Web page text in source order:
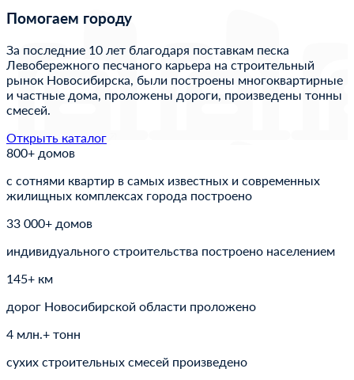
Помогаем городу
За последние 10 лет благодаря поставкам песка
Левобережного песчаного карьера на строительный
рынок Новосибирска, были построены многоквартирные
и частные дома, проложены дороги, произведены тонны
смесей.
Открыть каталог
800+ домов
с сотнями квартир в самых известных и современных
жилищных комплексах города построено
33 000+ домов
индивидуального строительства построено населением
145+ км
дорог Новосибирской области проложено
4 млн.+ тонн
сухих строительных смесей произведено